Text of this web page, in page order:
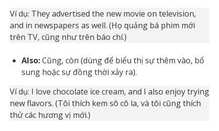
Ví dụ: They advertised the new movie on television,
and in newspapers as well. (Họ quảng bá phim mới
trên TV, cũng như trên báo chí.)
Also:Cũng, còn (dùng để biểu thị sự thêm vào, bổ
sung hoặc sự đồng thời xảy ra).
Ví dụ: I love chocolate ice cream, and I also enjoy trying
new flavors. (Tôi thích kem sô cô la, và tôi cũng thích
thử các hương vị mới.)